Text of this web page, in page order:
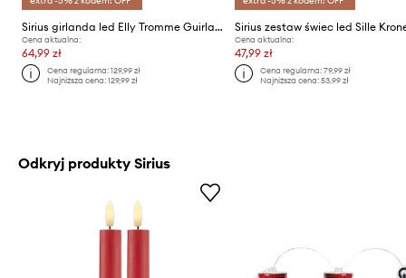
Sirius girlanda led Elly Tromme Guirlande 1,5 m
Cena aktualna:
64,99 zł
Cena regularna:129,99 zł
Najniższa cena:129,99 zł
Cena aktualna:
47,99 zł
Cena regularna: 79,99 zł
Najniższa cena: 53,99 zł
Odkryj produkty Sirius